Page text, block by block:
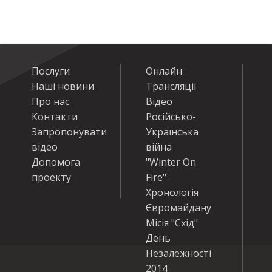
Послуги
Наші новини
Про нас
Контакти
Запропонувати
відео
Допомога
проекту
Онлайн
Трансляції
Відео
Російсько-
Українська
війна
"Winter On
Fire"
Хронологія
Євромайдану
Місія "Схід"
День
Незалежності
2014